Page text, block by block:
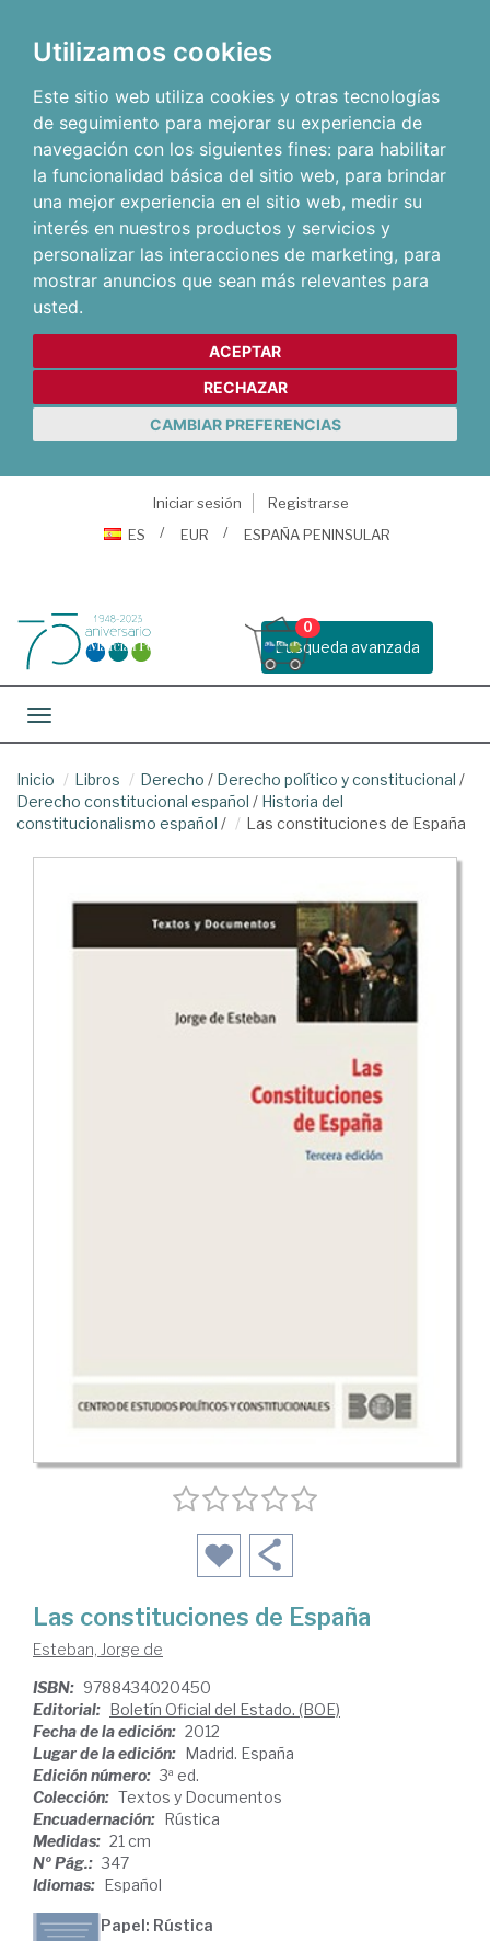
Utilizamos cookies
Este sitio web utiliza cookies y otras tecnologías
de seguimiento para mejorar su experiencia de
navegación con los siguientes fines: para habilitar
la funcionalidad básica del sitio web, para brindar
una mejor experiencia en el sitio web, medir su
interés en nuestros productos y servicios y
personalizar las interacciones de marketing, para
mostrar anuncios que sean más relevantes para
usted.
ACEPTAR
RECHAZAR
CAMBIAR PREFERENCIAS
Iniciar sesión
Registrarse
ES
EUR ESPAÑA PENINSULAR
Busqueda avanzada
0
Toggle navigation
Inicio Libros Derecho / Derecho político y constitucional /
Derecho constitucional español / Historia del
constitucionalismo español / Las constituciones de España
Las constituciones de España
Esteban, Jorge de
ISBN: 9788434020450
Editorial: Boletín Oficial del Estado. (BOE)
Fecha de la edición: 2012
Lugar de la edición: Madrid. España
Edición número: 3ª ed.
Colección: Textos y Documentos
Encuadernación: Rústica
Medidas: 21 cm
Nº Pág.: 347
Idiomas: Español
Papel: Rústica